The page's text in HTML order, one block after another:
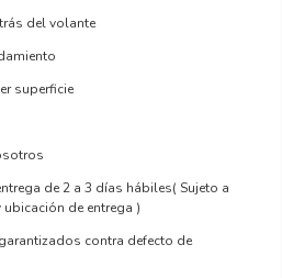
del volante
superficie
de 2 a 3 días hábiles( Sujeto a
de entrega )
contra defecto de